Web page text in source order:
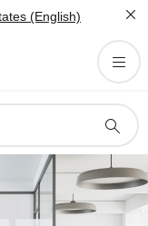
(English)